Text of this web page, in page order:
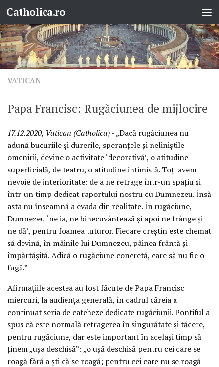
Skip to content
Catholica.ro
VATICAN
Papa Francisc: Rugăciunea de mijlocire
17.12.2020, Vatican (Catholica)- „Dacă rugăciunea nu
adună bucuriile și durerile, speranțele și neliniștile
omenirii, devine o activitate ‘decorativă’, o atitudine
superficială, de teatru, o atitudine intimistă. Toți avem
nevoie de interioritate: de a ne retrage într-un spațiu și
într-un timp dedicat raportului nostru cu Dumnezeu. Însă
asta nu înseamnă a evada din realitate. În rugăciune,
Dumnezeu ‘ne ia, ne binecuvântează și apoi ne frânge și
ne dă’, pentru foamea tuturor. Fiecare creștin este chemat
să devină, în mâinile lui Dumnezeu, pâinea frântă și
împărtășită. Adică o rugăciune concretă, care să nu fie o
fugă.”
Afirmațiile acestea au fost făcute de Papa Francisc
miercuri, la audiența generală, în cadrul căreia a
continuat seria de cateheze dedicate rugăciunii. Pontiful a
spus că este normală retragerea în singurătate și tăcere,
pentru rugăciune, dar este important în același timp să
ținem „ușa deschisă”: „o ușă deschisă pentru cei care se
roagă fără a ști că se roagă; pentru cei care nu se roagă